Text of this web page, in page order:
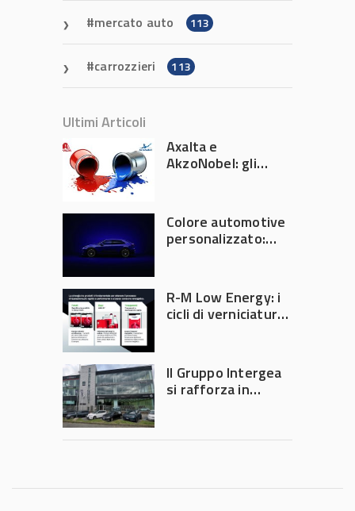
mercato auto 113
carrozzieri 113
Ultimi Articoli
Axalta e
AkzoNobel: gli
Colore automotive
personalizzato:
diventa ingegneria
di precisione
R-M Low Energy: i
cicli di verniciatura
tempi e costi in
carrozzeria
Il Gruppo Intergea
si rafforza in